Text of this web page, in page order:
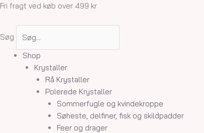
Gå
Fri fragt ved køb over 499 kr
Søg
Shop
Krystaller
Rå Krystaller
Polerede Krystaller
Sommerfugle og kvindekroppe
Søheste, delfiner, fisk og skildpadder
Feer og drager
Prisinterval:
Pink